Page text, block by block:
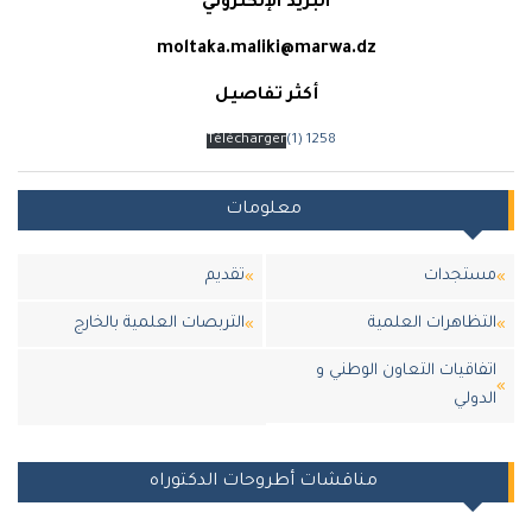
البريد الإلكتروني
moltaka.maliki@marwa.dz
أكثر تفاصيل
1258 (1)
Télécharger
معلومات
مستجدات تقديم
التظاهرات العلمية التربصات العلمية بالخارج
اتفاقيات التعاون الوطني و
الدولي
مناقشات أطروحات الدكتوراه